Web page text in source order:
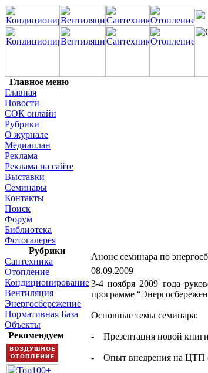
Главное меню
Главная
Новости
СОК онлайн
Рубрики
О журнале
Медиаплан
Реклама
Реклама на сайте
Выставки
Семинары
Контакты
Поиск
Форум
Библиотека
Фотогалерея
Рубрики
Сантехника
Отопление
Кондиционирование
Вентиляция
Энергосбережение
Нормативная База
Объекты
Рекомендуем
Анонс семинара по
08.09.2009
3-4 ноября 2009 года
программе
Основные темы семинара:
- Презентация новой книги
- Опыт внедрения на ЦТП